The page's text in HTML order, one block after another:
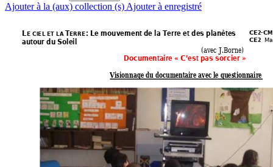
Ajouter à la (aux) collection (s) Ajouter à enregistré
LE CIEL ET LA TERRE: Le mouvement de la Terre et des planètes
autour du Soleil
(avec J.Borne)
CE2-
CE2
Documentaire « C’est pas sorcier »
Visionnage du documentaire avec le questionnaire